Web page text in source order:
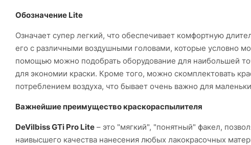
Обозначение Lite
Означает супер легкий, что обеспечивает комфортную
его с различными воздушными головами, которые условно
помощью можно подобрать оборудование для наибольшей
для экономии краски. Кроме того, можно скомплектовать
потреблением воздуха, что бывает очень важно для
Важнейшие преимущество краскораспылителя
DeVilbiss GTi Pro Lite – это "мягкий", "понятный" факел,
наивысшего качества нанесения любых лакокрасочных